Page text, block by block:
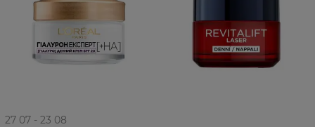
27 07 - 23 08